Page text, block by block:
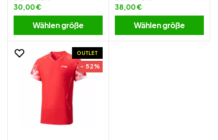
30,00 €
Wählen größe
38,00 €
Wählen größe
OUTLET
- 52%